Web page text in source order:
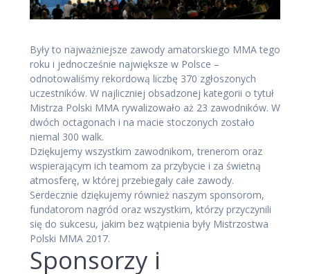
Były to najważniejsze zawody amatorskiego MMA tego
roku i jednocześnie największe w Polsce –
odnotowaliśmy rekordową liczbę 370 zgłoszonych
uczestników. W najliczniej obsadzonej kategorii o tytuł
Mistrza Polski MMA rywalizowało aż 23 zawodników. W
dwóch octagonach i na macie stoczonych zostało
niemal 300 walk.
Dziękujemy wszystkim zawodnikom, trenerom oraz
wspierającym ich teamom za przybycie i za świetną
atmosferę, w której przebiegały całe zawody.
Serdecznie dziękujemy również naszym sponsorom,
fundatorom nagród oraz wszystkim, którzy przyczynili
się do sukcesu, jakim bez wątpienia były Mistrzostwa
Polski MMA 2017.
Sponsorzy i